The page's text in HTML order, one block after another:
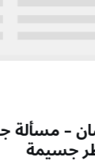
– مسألة
جسيمة